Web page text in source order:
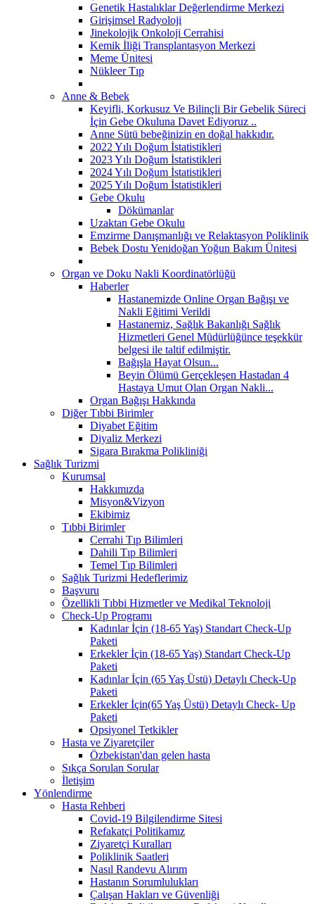
Genetik Hastalıklar Değerlendirme Merkezi
Girişimsel Radyoloji
Jinekolojik Onkoloji Cerrahisi
Kemik İliği Transplantasyon Merkezi
Meme Ünitesi
Nükleer Tıp
Anne & Bebek
Keyifli, Korkusuz Ve Bilinçli Bir Gebelik Süreci
İçin Gebe Okuluna Davet Ediyoruz ..
Anne Sütü bebeğinizin en doğal hakkıdır.
2022 Yılı Doğum İstatistikleri
2023 Yılı Doğum İstatistikleri
2024 Yılı Doğum İstatistikleri
2025 Yılı Doğum İstatistikleri
Gebe Okulu
Dökümanlar
Uzaktan Gebe Okulu
Emzirme Danışmanlığı ve Relaktasyon Poliklinik
Bebek Dostu Yenidoğan Yoğun Bakım Ünitesi
Organ ve Doku Nakli Koordinatörlüğü
Haberler
Hastanemizde Online Organ Bağışı ve
Nakli Eğitimi Verildi
Hastanemiz, Sağlık Bakanlığı Sağlık
Hizmetleri Genel Müdürlüğünce teşekkür
belgesi ile taltif edilmiştir.
Bağışla Hayat Olsun...
Beyin Ölümü Gerçekleşen Hastadan 4
Hastaya Umut Olan Organ Nakli...
Organ Bağışı Hakkında
Diğer Tıbbi Birimler
Diyabet Eğitim
Diyaliz Merkezi
Sigara Bırakma Polikliniği
Sağlık Turizmi
Kurumsal
Hakkımızda
Misyon&Vizyon
Ekibimiz
Tıbbi Birimler
Cerrahi Tıp Bilimleri
Dahili Tıp Bilimleri
Temel Tıp Bilimleri
Sağlık Turizmi Hedeflerimiz
Başvuru
Özellikli Tıbbi Hizmetler ve Medikal Teknoloji
Check-Up Programı
Kadınlar İçin (18-65 Yaş) Standart Check-Up
Paketi
Erkekler İçin (18-65 Yaş) Standart Check-Up
Paketi
Kadınlar İçin (65 Yaş Üstü) Detaylı Check-Up
Paketi
Erkekler İçin(65 Yaş Üstü) Detaylı Check- Up
Paketi
Opsiyonel Tetkikler
Hasta ve Ziyaretçiler
Özbekistan'dan gelen hasta
Sıkça Sorulan Sorular
İletişim
Yönlendirme
Hasta Rehberi
Covid-19 Bilgilendirme Sitesi
Refakatçi Politikamız
Ziyaretçi Kuralları
Poliklinik Saatleri
Nasıl Randevu Alırım
Hastanın Sorumlulukları
Çalışan Hakları ve Güvenliği